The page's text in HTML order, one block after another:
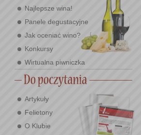
Najlepsze wina!
Panele degustacyjne
Jak oceniać wino?
Konkursy
Wirtualna piwniczka
Artykuły
Felietony
O Klubie